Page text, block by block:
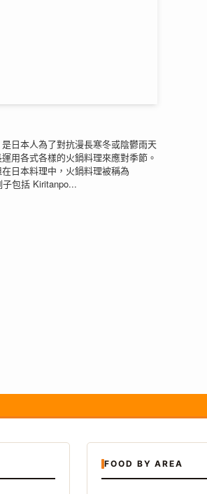
日本人為了對抗漫長寒冬或陰鬱雨天
用各式各樣的火鍋料理來應對季節。
日本料理中，火鍋料理被稱為
包括 Kiritanpo...
FOOD BY AREA